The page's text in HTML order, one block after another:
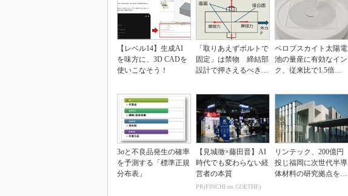
【レベル14】生成AI
を味方に、3D CADを
使いこなそう！
「取りあえずボルトで
固定」は禁物 締結部
設計で押さえるべき基
ペロブスカイト太陽電
池の量産に有効なイン
ク、従来比で1.5倍の
3σと不良品発生の確率
を予測する「標準正規
分布表」
【見城徹×藤田晋】AI
時代でも変わらない経
営者の本質
PR(FINCHI on GOETHE)
リンテック、200億円
投じ福岡に次世代半導
体材料の研究拠点を開